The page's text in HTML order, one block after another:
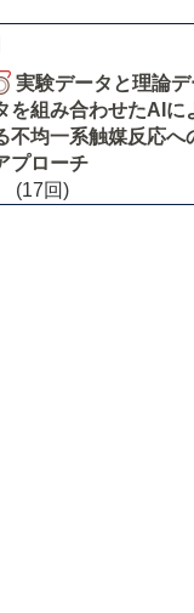
実験データと理論デ
を組み合わせたAIに
不均一系触媒反応へ
プローチ
(17回)